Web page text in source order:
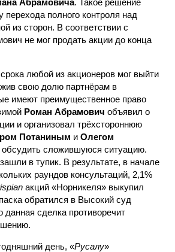
Абрамовича. Такое решение
перехода полного контроля над
из сторон. В соответствии с
не мог продать акции до конца
любой из акционеров мог выйти
свою долю партнёрам в
имеют преимущественное право
Роман Абрамович объявил о
и организовал трёхстороннюю
Потаниным и Олегом
обсудить сложившуюся ситуацию.
в тупик. В результате, в начале
раундов консультаций, 2,1%
акций «Норникеля» выкупил
обратился в Высокий суд
данная сделка противоречит
день, «Русалу»